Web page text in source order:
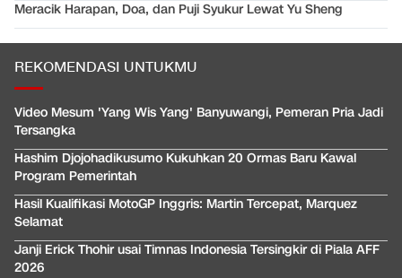
Meracik Harapan, Doa, dan Puji Syukur Lewat Yu Sheng
REKOMENDASI UNTUKMU
Video Mesum 'Yang Wis Yang' Banyuwangi, Pemeran Pria Jadi
Tersangka
Hashim Djojohadikusumo Kukuhkan 20 Ormas Baru Kawal
Program Pemerintah
Hasil Kualifikasi MotoGP Inggris: Martin Tercepat, Marquez
Selamat
Janji Erick Thohir usai Timnas Indonesia Tersingkir di Piala AFF
2026